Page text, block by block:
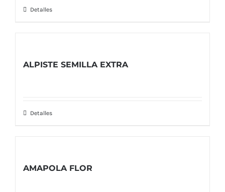
Detalles
ALPISTE SEMILLA EXTRA
Detalles
AMAPOLA FLOR